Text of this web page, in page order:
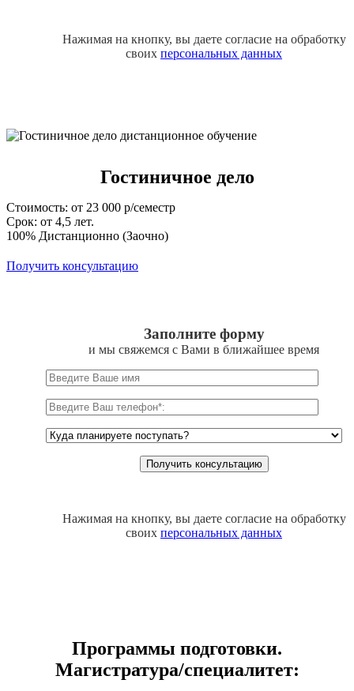
Нажимая на кнопку, вы даете согласие на обработку
своих персональных данных
Гостиничное дело
Стоимость: от 23 000 р/семестр
Срок: от 4,5 лет.
100% Дистанционно (Заочно)
Получить консультацию
Заполните форму
и мы свяжемся с Вами в ближайшее время
Нажимая на кнопку, вы даете согласие на обработку
своих персональных данных
Программы подготовки.
Магистратура/специалитет: